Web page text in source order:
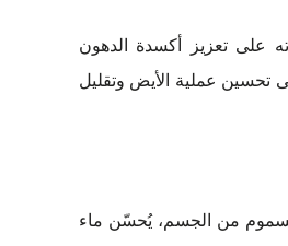
على تعزيز أكسدة الدهون
تحسين عملية الأيض وتقليل
من الجسم، يُحسّن ماء